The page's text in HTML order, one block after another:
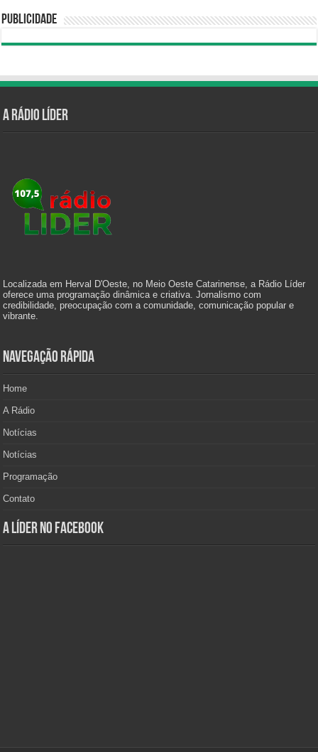
Publicidade
A Rádio Líder
Localizada em Herval D'Oeste, no Meio Oeste Catarinense, a Rádio Líder
oferece uma programação dinâmica e criativa. Jornalismo com
credibilidade, preocupação com a comunidade, comunicação popular e
vibrante.
Navegação Rápida
Home
A Rádio
Notícias
Notícias
Programação
Contato
A Líder no Facebook